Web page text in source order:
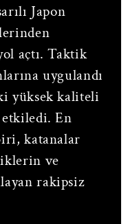
Japon
açtı. Taktik
uygulandı
yüksek kaliteli
En
katanalar
ve
rakipsiz